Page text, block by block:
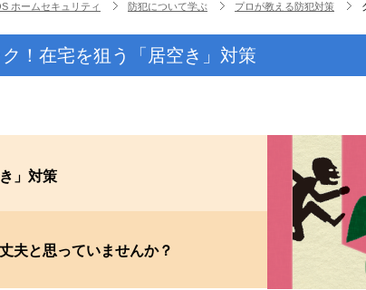
ホームセキュリティ 防犯について学ぶ プロが教える防犯対策
！在宅を狙う「居空き」対策
」対策
夫と思っていませんか？